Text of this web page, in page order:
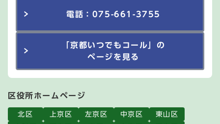
電話：075-661-3755
「京都いつでもコール」の
ページを見る
区役所ホームページ
北区 上京区 左京区 中京区
東山区